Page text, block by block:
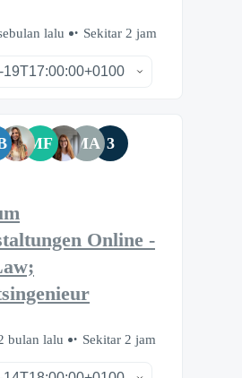
lalu Sekitar 2 jam
MF MA 3
Online -
bulan lalu Sekitar 2 jam